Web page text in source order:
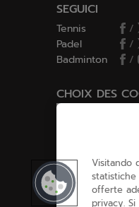
SEGUICI
Tennis /
Padel
/
Badminton
/
CHOIX DES
Visitando
offerte
privacy.